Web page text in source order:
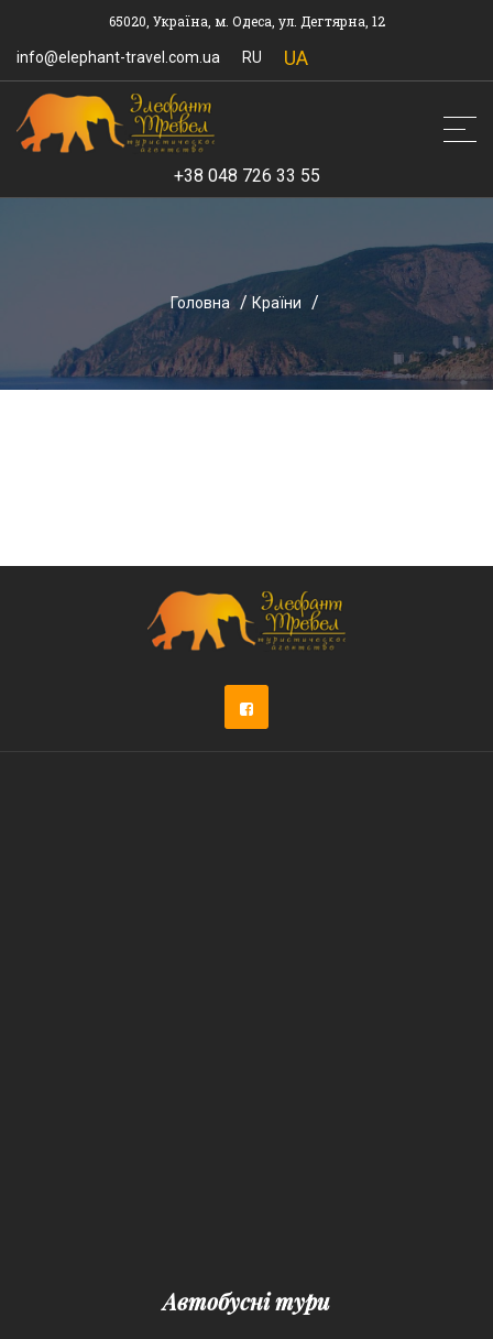
65020, Україна, м. Одеса, ул. Дегтярна, 12
info@elephant-travel.com.ua RU UA
+38 048 726 33 55
Головна Країни
Автобусні тури